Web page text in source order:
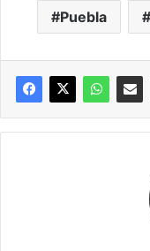
Puebla